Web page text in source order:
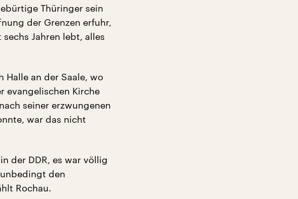
Thüringer sein
der Grenzen erfuhr,
Jahren lebt, alles
Halle an der Saale, wo
evangelischen Kirche
seiner erzwungenen
war das nicht
der DDR, es war völlig
den
Rochau.